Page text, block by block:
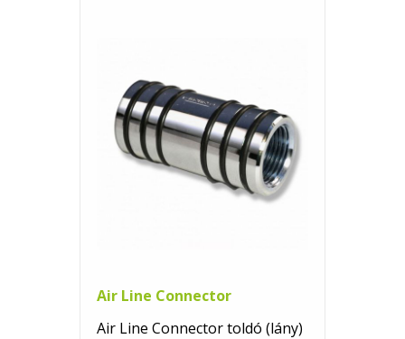
Air Line Connector
Air Line Connector toldó (lány)